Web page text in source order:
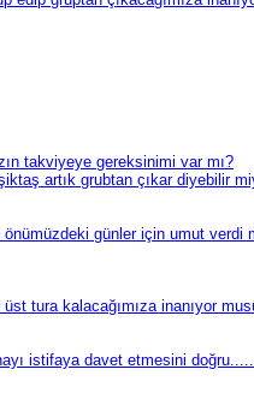
takviyeye gereksinimi var mı?
artık grubtan çıkar diyebilir
günler için umut verdi
tura kalacağımıza inanıyor
istifaya davet etmesini